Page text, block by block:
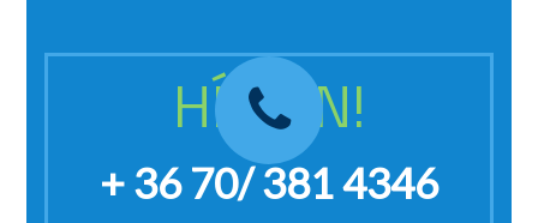
HÍVJON!
+ 36 70/ 381 4346